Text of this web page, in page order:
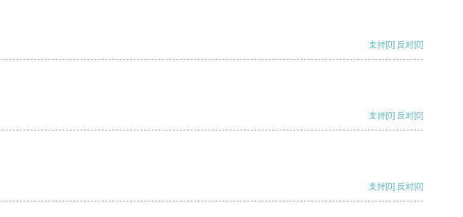
支持[0] 反对[0]
支持[0] 反对[0]
支持[0] 反对[0]